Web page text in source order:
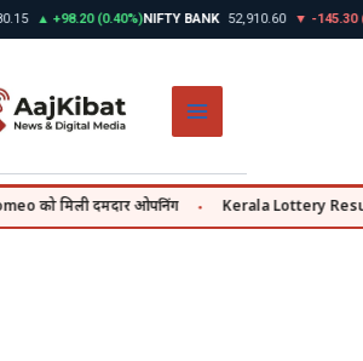
▲ +98.20 (0.40%)NIFTY BANK 52,910.60 ▼ -145.30
मिली दमदार ओपनिंग ● Kerala Lottery Result